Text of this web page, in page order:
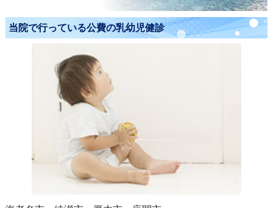
»
小児かかりつけ診療料に関する同意書
食物アレルギー問診票
インフルエンザ予診票
予防接種
当院で行っている公費の乳幼児健診